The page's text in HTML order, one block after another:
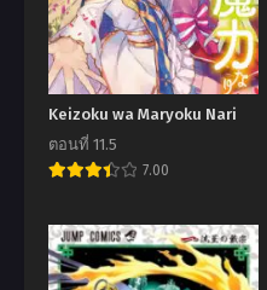
Keizoku wa Maryoku Nari
ตอนที่ 11.5
7.00